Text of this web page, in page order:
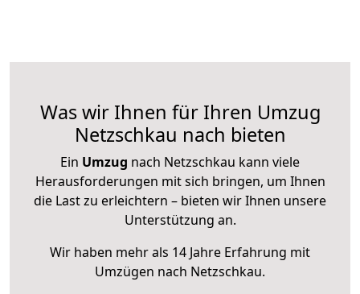
Was wir Ihnen für Ihren Umzug
Netzschkau nach bieten
Ein Umzug nach Netzschkau kann viele
Herausforderungen mit sich bringen, um Ihnen
die Last zu erleichtern – bieten wir Ihnen unsere
Unterstützung an.
Wir haben mehr als 14 Jahre Erfahrung mit
Umzügen nach Netzschkau.